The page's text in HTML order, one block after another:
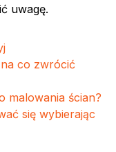
uwagę.
na co zwrócić
malowania ścian?
się wybierając